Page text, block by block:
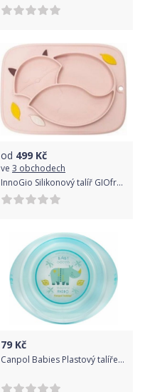
od 499 Kč
ve 3 obchodech
InnoGio Silikonový talíř GIOfresh Fox Pink
79 Kč
Canpol Babies Plastový talířek - Rhino, modrý